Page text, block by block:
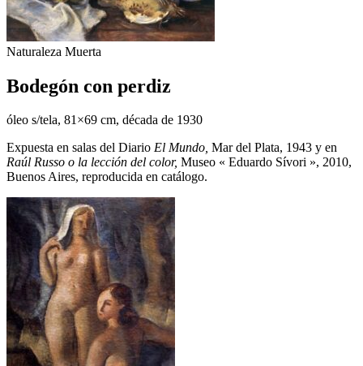
Naturaleza Muerta
Bodegón con perdiz
óleo s/tela, 81×69 cm, década de 1930
Expuesta en salas del Diario El Mundo, Mar del Plata, 1943 y en
Raúl Russo o la lección del color, Museo « Eduardo Sívori », 2010,
Buenos Aires, reproducida en catálogo.